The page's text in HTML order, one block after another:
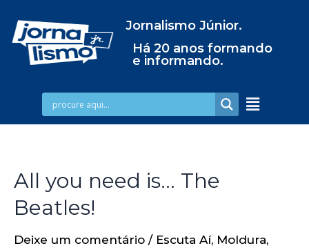
Jornalismo Júnior.
Há 20 anos formando
e informando.
All you need is… The
Beatles!
Deixe um comentário / Escuta Aí, Moldura,